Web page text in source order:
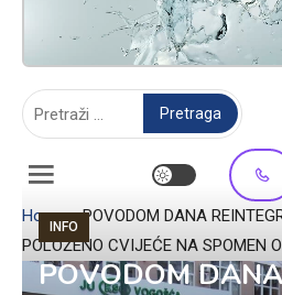
Home»POVODOM DANA
POLOŽENO CVIJEĆE NA SPOMEN
INFO
POVODOM DANA